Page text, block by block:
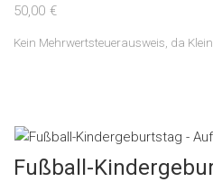
50,00 €
Kein Mehrwertsteuerausweis, da
Fußball-